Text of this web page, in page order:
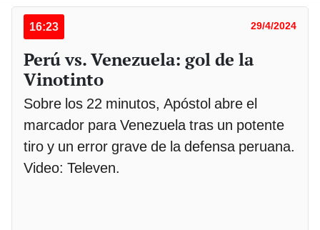
16:23 29/4/2024
Perú vs. Venezuela: gol de la
Vinotinto
Sobre los 22 minutos, Apóstol abre el
marcador para Venezuela tras un potente
tiro y un error grave de la defensa peruana.
Video: Televen.